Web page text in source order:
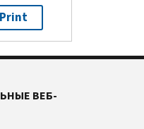
Print
ВЕБ-